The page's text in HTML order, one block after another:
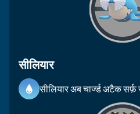
सीलियार
सीलियार अब चार्ज्ड अटैक सर्फ़